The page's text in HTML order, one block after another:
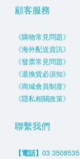
顧客服務
《購物常見問題》
《海外配送資訊》
《發票常見問題》
《退換貨必須知》
《商城會員制度》
《隱私相關政策》
聯繫我們
【電話】 03 3508535